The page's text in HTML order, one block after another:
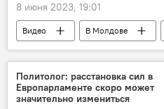
8 июня 2023, 19:01
Видео В Молдове
Политолог: расстановка сил в
Европарламенте скоро может
значительно измениться